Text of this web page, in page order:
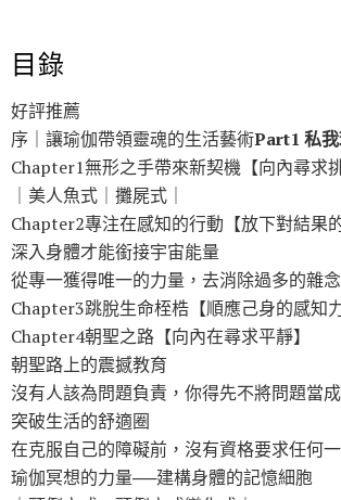
目錄
好評推薦
序｜讓瑜伽帶領靈魂的生活藝術Part1 私
Chapter1無形之手帶來新契機【向內尋求
｜美人魚式｜攤屍式｜
Chapter2專注在感知的行動【放下對結果的
深入身體才能銜接宇宙能量
從專一獲得唯一的力量，去消除過多的雜念
Chapter3跳脫生命桎梏【順應己身的感知力
Chapter4朝聖之路【向內在尋求平靜】
朝聖路上的震撼教育
沒有人該為問題負責，你得先不將問題當
突破生活的舒適圈
在克服自己的障礙前，沒有資格要求任何
瑜伽冥想的力量──建構身體的記憶細胞